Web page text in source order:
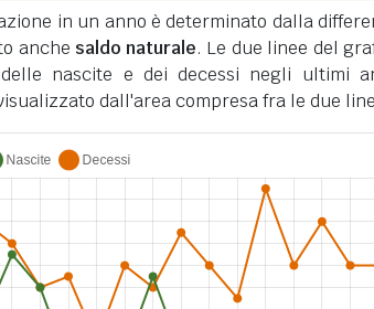
in un anno è determinato dalla
anche saldo naturale. Le due linee del
nascite e dei decessi negli ultimi
dall'area compresa fra le due